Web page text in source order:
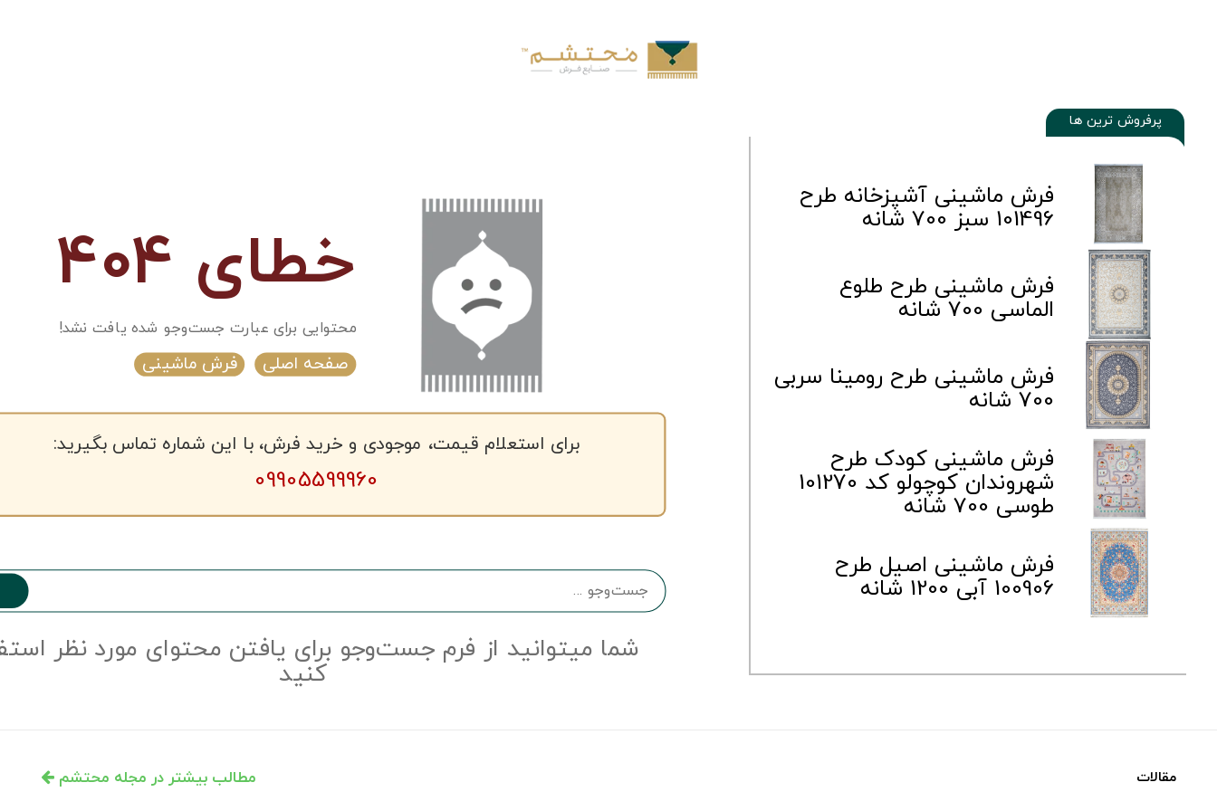
فرش ماشینی آشپزخانه طرح
101496 سبز 700 شانه
فرش ماشینی طرح طلوع
الماسی 700 شانه
فرش ماشینی طرح رومینا سربی
700 شانه
فرش ماشینی کودک طرح
شهروندان کوچولو کد 101270
طوسی 700 شانه
فرش ماشینی اصیل طرح
100906 آبی 1200 شانه
خطای 404
محتوایی برای عبارت جست‌و‌جو شده یافت نشد!
صفحه اصلی فرش ماشینی
برای استعلام قیمت، موجودی و خرید فرش، با این شماره تماس بگیرید:
09905599960
شما میتوانید از فرم جست‌و‌جو برای یافتن محتوای مورد نظر
کنید
مقالات مطالب بیشتر در مجله محتشم